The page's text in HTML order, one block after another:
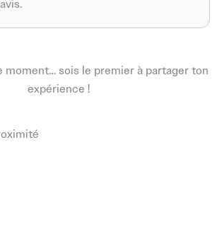
moment… sois le premier à partager ton
expérience !